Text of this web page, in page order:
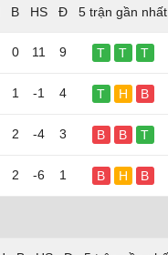
5 trận gần nhất
0 11 9 T T T
1 -1 4 T H B
2 -4 3 B B T
2 -6 1 B H B